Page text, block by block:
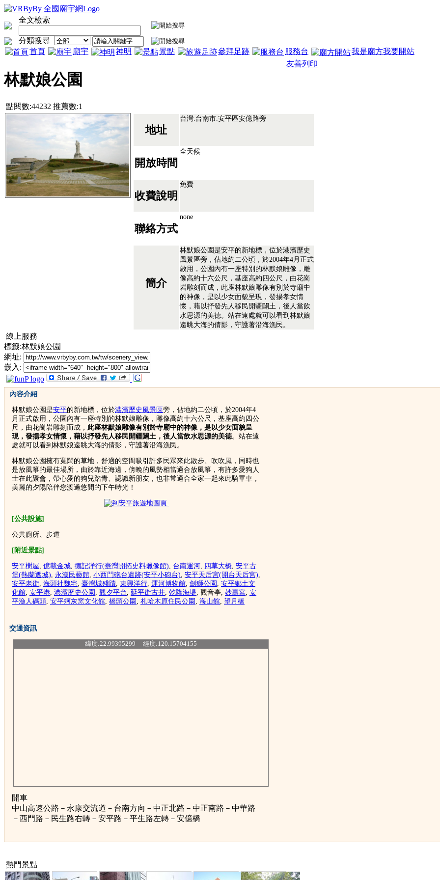
全文檢索
分類搜尋
首頁
廟宇 神明 景點 參拜足跡 服務台 我是廟方我要開站
林默娘公園
點閱數:44232 推薦數:1
友善列印
地址
台灣.台南市.安平區安億路旁
開放時間
全天候
收費說明
免費
聯絡方式
none
簡介
林默娘公園是安平的新地標，位於港濱歷史
風景區旁，佔地約二公頃，於2004年4月正式
啟用，公園內有一座特別的林默娘雕像，雕
像高約十六公尺，基座高約四公尺，由花崗
岩雕刻而成，此座林默娘雕像有別於寺廟中
的神像，是以少女面貌呈現，發揚孝女情
懷，藉以抒發先人移民開疆闢土，後人當飲
水思源的美德。站在遠處就可以看到林默娘
遠眺大海的倩影，守護著沿海漁民。
線上服務
標籤:林默娘公園
網址:
嵌入:
內容介紹
林默娘公園是安平的新地標，位於港濱歷史風景區旁，佔地約二公頃，於2004年4
月正式啟用，公園內有一座特別的林默娘雕像，雕像高約十六公尺，基座高約四公
尺，由花崗岩雕刻而成， 此座林默娘雕像有別於寺廟中的神像，是以少女面貌呈
現，發揚孝女情懷，藉以抒發先人移民開疆闢土，後人當飲水思源的美德。站在遠
處就可以看到林默娘遠眺大海的倩影，守護著沿海漁民。
林默娘公園擁有寬闊的草地，舒適的空間吸引許多民眾來此散步、吹吹風，同時也
是放風箏的最佳場所，由於靠近海邊，傍晚的風勢相當適合放風箏，有許多愛狗人
士在此聚會，帶心愛的狗兒踏青、認識新朋友，也非常適合全家一起來此騎單車，
美麗的夕陽陪伴您渡過悠閒的下午時光！
[公共設施]
公共廁所、步道
[附近景點]
安平樹屋, 億載金城, 德記洋行(臺灣開拓史料蠟像館), 台南運河, 四草大橋, 安平古
堡(熱蘭遮城), 永漢民藝館, 小西門砲台遺跡(安平小砲台), 安平天后宮(開台天后宮),
安平老街, 海頭社魏宅, 臺灣城殘蹟, 東興洋行, 運河博物館, 劍獅公園 , 安平鄉土文
化館, 安平港, 港濱歷史公園 , 觀夕平台, 延平街古井, 乾隆海堤, 觀音亭, 妙壽宮, 安
平漁人碼頭, 安平蚵灰窯文化館, 橋頭公園 , 札哈木原住民公園 , 海山館, 望月橋
交通資訊
緯度:22.99395299 經度:120.15704155
開車
中山高速公路－永康交流道－台南方向－中正北路－中正南路－中華路
－西門路－民生路右轉－安平路－平生路左轉－安億橋
熱門景點